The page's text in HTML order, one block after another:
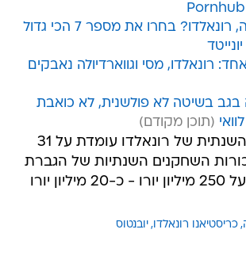
בסט, קאנטונה, רונאלדו? בחרו את מספר 7 הכי גדול
אחד: רונאלדו, מסי וגווארדיולה נאבקים
בגב בשיטה לא פולשנית, לא כואבת
אגב, משכורתו השנתית של רונאלדו עומדת על 31
השחקנים השנתיות של הגברת
הזקנה עומדים על 250 מיליון יורו - כ-20 מיליון יורו
כריסטיאנו רונאלדו יובנטוס